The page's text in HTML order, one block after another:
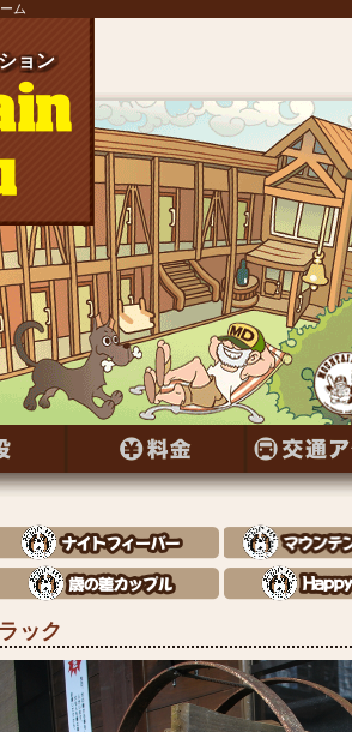
ム
ョン
ョン
ョン
ョン
ョン
ョン
ョン
ョン
ョン
ョン
ョン
ョン
ョン
ョン
ョン
ョン
ョン
ョン
ョン
ョン
ョン
ョン
ョン
ョン
ョン
ック